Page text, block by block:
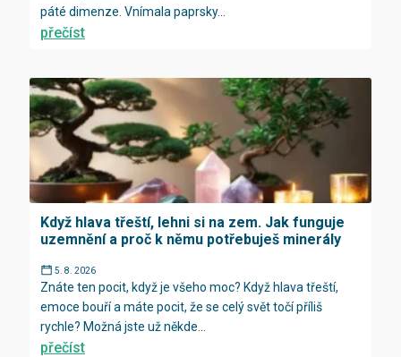
páté dimenze. Vnímala paprsky...
přečíst
Když hlava třeští, lehni si na zem. Jak funguje
uzemnění a proč k němu potřebuješ minerály
5. 8. 2026
Znáte ten pocit, když je všeho moc? Když hlava třeští,
emoce bouří a máte pocit, že se celý svět točí příliš
rychle? Možná jste už někde...
přečíst